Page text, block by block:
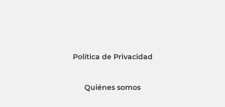
Política de Privacidad
Quiénes somos